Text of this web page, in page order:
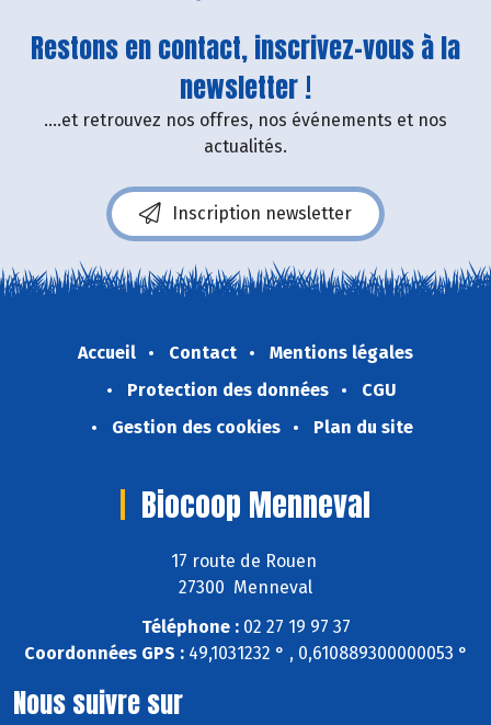
Restons en contact, inscrivez-vous à la
newsletter !
....et retrouvez nos offres, nos événements et nos
actualités.
Inscription newsletter
Accueil Contact
Mentions légales
Protection des données
CGU
Gestion des cookies
Plan du site
Biocoop Menneval
17 route de Rouen
27300 Menneval
Téléphone :02 27 19 97 37
Coordonnées GPS :49,1031232 ° , 0,610889300000053 °
Nous suivre sur